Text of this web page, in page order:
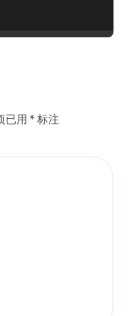
已用 * 标注